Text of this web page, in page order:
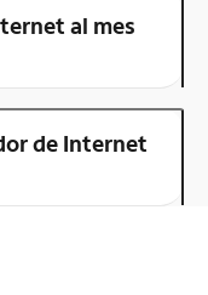
al mes
de Internet